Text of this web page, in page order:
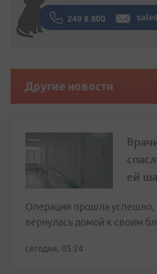
Другие новости
ей
Операция прошла успешно,
вернулась домой к своим
сегодня, 05:24